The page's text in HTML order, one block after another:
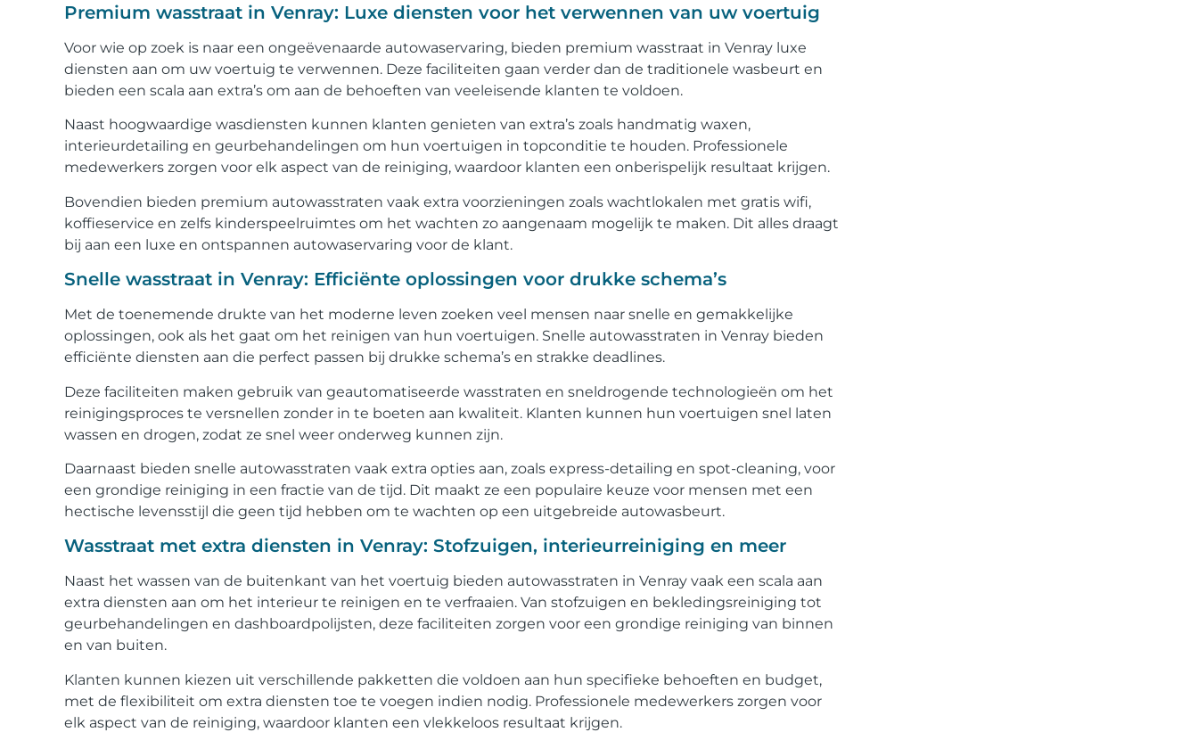
Premium wasstraat in Venray: Luxe diensten voor het verwennen van uw voertuig
Voor wie op zoek is naar een ongeëvenaarde autowaservaring, bieden premium wasstraat in Venray luxe
diensten aan om uw voertuig te verwennen. Deze faciliteiten gaan verder dan de traditionele wasbeurt en
bieden een scala aan extra’s om aan de behoeften van veeleisende klanten te voldoen.
Naast hoogwaardige wasdiensten kunnen klanten genieten van extra’s zoals handmatig waxen,
interieurdetailing en geurbehandelingen om hun voertuigen in topconditie te houden. Professionele
medewerkers zorgen voor elk aspect van de reiniging, waardoor klanten een onberispelijk resultaat krijgen.
Bovendien bieden premium autowasstraten vaak extra voorzieningen zoals wachtlokalen met gratis wifi,
koffieservice en zelfs kinderspeelruimtes om het wachten zo aangenaam mogelijk te maken. Dit alles draagt
bij aan een luxe en ontspannen autowaservaring voor de klant.
Snelle wasstraat in Venray: Efficiënte oplossingen voor drukke schema’s
Met de toenemende drukte van het moderne leven zoeken veel mensen naar snelle en gemakkelijke
oplossingen, ook als het gaat om het reinigen van hun voertuigen. Snelle autowasstraten in Venray bieden
efficiënte diensten aan die perfect passen bij drukke schema’s en strakke deadlines.
Deze faciliteiten maken gebruik van geautomatiseerde wasstraten en sneldrogende technologieën om het
reinigingsproces te versnellen zonder in te boeten aan kwaliteit. Klanten kunnen hun voertuigen snel laten
wassen en drogen, zodat ze snel weer onderweg kunnen zijn.
Daarnaast bieden snelle autowasstraten vaak extra opties aan, zoals express-detailing en spot-cleaning, voor
een grondige reiniging in een fractie van de tijd. Dit maakt ze een populaire keuze voor mensen met een
hectische levensstijl die geen tijd hebben om te wachten op een uitgebreide autowasbeurt.
Wasstraat met extra diensten in Venray: Stofzuigen, interieurreiniging en meer
Naast het wassen van de buitenkant van het voertuig bieden autowasstraten in Venray vaak een scala aan
extra diensten aan om het interieur te reinigen en te verfraaien. Van stofzuigen en bekledingsreiniging tot
geurbehandelingen en dashboardpolijsten, deze faciliteiten zorgen voor een grondige reiniging van binnen
en van buiten.
Klanten kunnen kiezen uit verschillende pakketten die voldoen aan hun specifieke behoeften en budget,
met de flexibiliteit om extra diensten toe te voegen indien nodig. Professionele medewerkers zorgen voor
elk aspect van de reiniging, waardoor klanten een vlekkeloos resultaat krijgen.